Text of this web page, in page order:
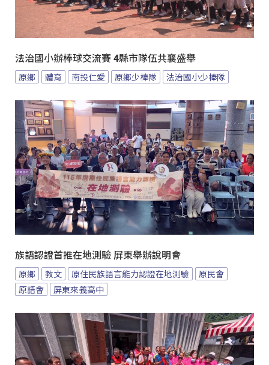
法治國小辦棒球交流賽 4縣市隊伍共襄盛舉
原鄉 體育 南投仁愛 原鄉少棒隊 法治國小少棒隊
族語認證首推在地測驗 屏東舉辦說明會
原鄉 教文 原住民族語言能力認證在地測驗
原民會
原語會
屏東來義高中